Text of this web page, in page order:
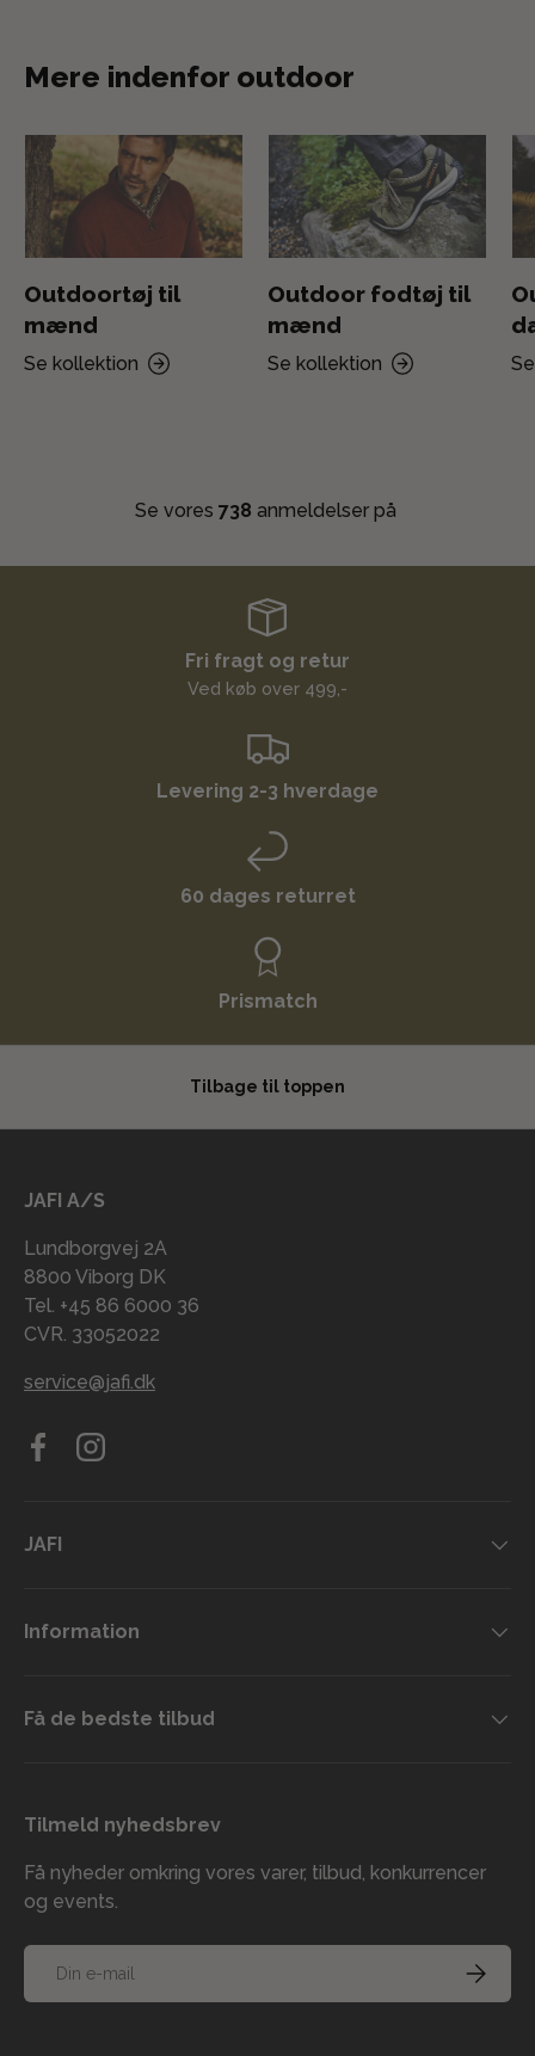
Mere indenfor outdoor
Outdoortøj til
mænd
Se kollektion
Outdoor fodtøj til
mænd
Se kollektion
Se vores 738 anmeldelser på
Fri fragt og retur
Ved køb over 499,-
Levering 2-3 hverdage
60 dages returret
Prismatch
Tilbage til toppen
JAFI A/S
Lundborgvej 2A
8800 Viborg DK
Tel. +45 86 6000 36
CVR. 33052022
service@jafi.dk
FacebookInstagram
JAFI
Information
Få de bedste tilbud
Tilmeld nyhedsbrev
Få nyheder omkring vores varer, tilbud, konkurrencer
og events.
TILMELD